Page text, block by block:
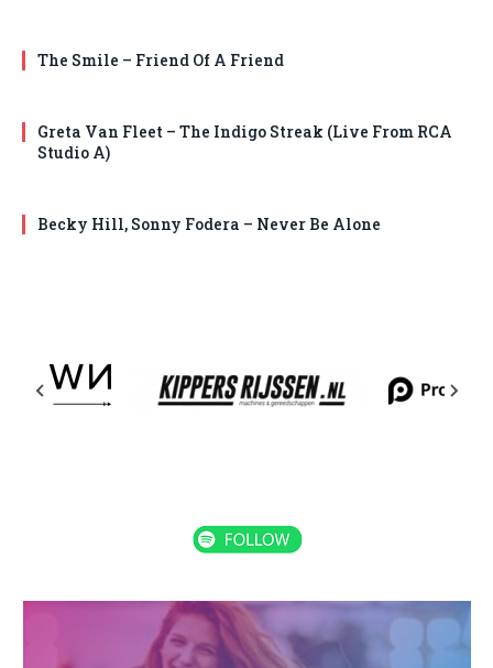
The Smile – Friend Of A Friend
Greta Van Fleet – The Indigo Streak (Live From RCA
Studio A)
Becky Hill, Sonny Fodera – Never Be Alone